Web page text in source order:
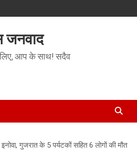
जनवाद
आप के साथ! सदैव
गुजरात के 5 पर्यटकों सहित 6 लाेगाें की मौत